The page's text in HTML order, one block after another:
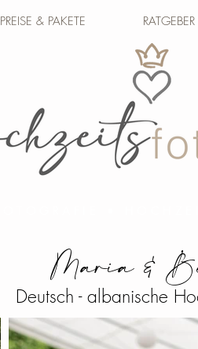
PREISE & PAKETE RATGEBER
Maria &
Deutsch - albanische